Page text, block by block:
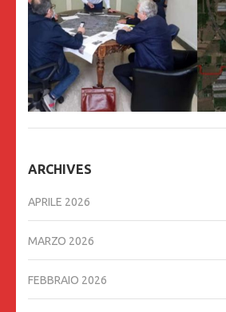
ARCHIVES
APRILE 2026
MARZO 2026
FEBBRAIO 2026